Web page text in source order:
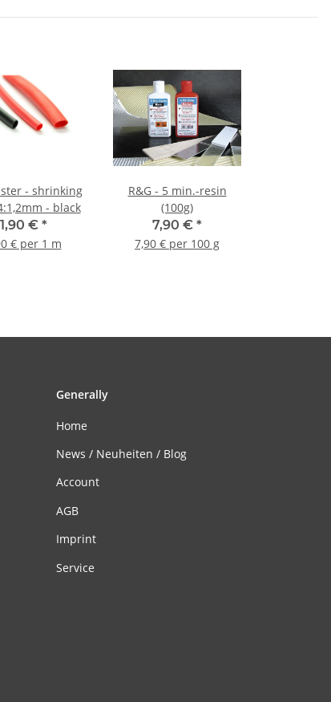
- shrinking
2,4:1,2mm - black
1,90 € *
€ per 1 m
R&G - 5 min.-resin
(100g)
7,90 € *
7,90 € per 100 g
Generally
Home
News / Neuheiten / Blog
Account
AGB
Imprint
Service